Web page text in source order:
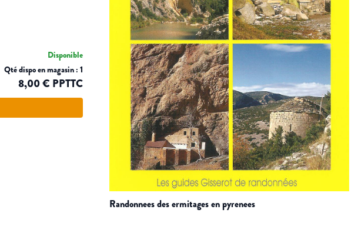
Disponible
Qté dispo en magasin : 1
8,00 € PPTTC
randonnees des ermitages en pyrenees